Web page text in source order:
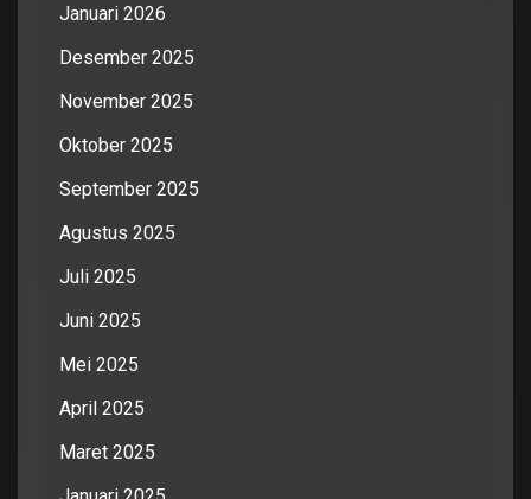
Januari 2026
Desember 2025
November 2025
Oktober 2025
September 2025
Agustus 2025
Juli 2025
Juni 2025
Mei 2025
April 2025
Maret 2025